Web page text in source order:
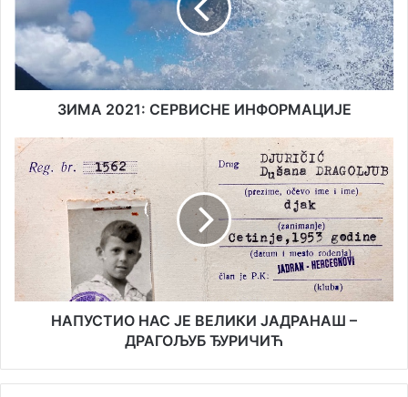
ЗИМА 2021: СЕРВИСНЕ ИНФОРМАЦИЈЕ
НАПУСТИО
НАС
ЈЕ
ВЕЛИКИ
ЈАДРАНАШ
ДРАГОЉУБ
ЂУРИЧИЋ
НАПУСТИО НАС ЈЕ ВЕЛИКИ ЈАДРАНАШ –
ДРАГОЉУБ ЂУРИЧИЋ